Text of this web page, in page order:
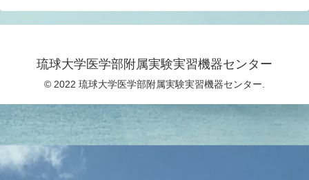
琉球大学医学部附属実験実習機器センター
© 2022 琉球大学医学部附属実験実習機器センター.